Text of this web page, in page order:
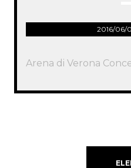
2016/06/
Arena di Verona